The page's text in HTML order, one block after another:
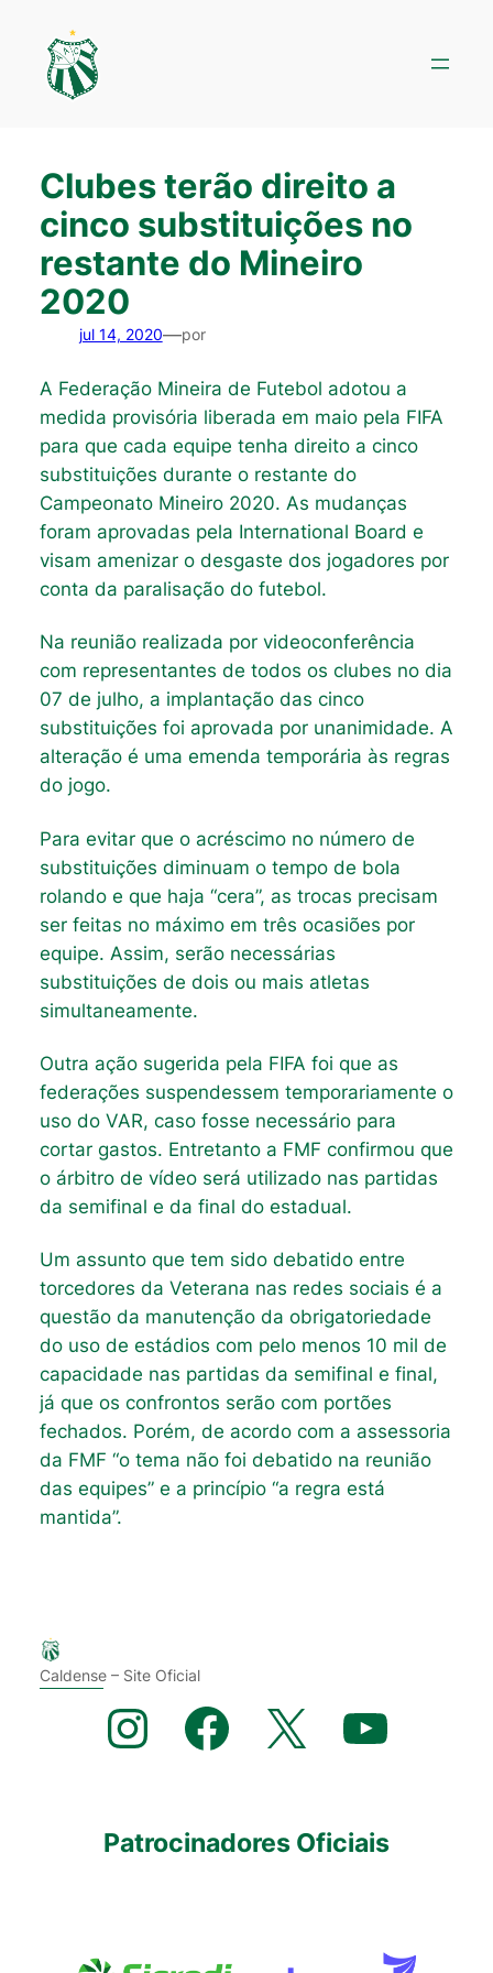
conteúdo
Clubes terão direito a
cinco substituições no
restante do Mineiro
2020
jul 14, 2020—por
A Federação Mineira de Futebol adotou a
medida provisória liberada em maio pela FIFA
para que cada equipe tenha direito a cinco
substituições durante o restante do
Campeonato Mineiro 2020. As mudanças
foram aprovadas pela International Board e
visam amenizar o desgaste dos jogadores por
conta da paralisação do futebol.
Na reunião realizada por videoconferência
com representantes de todos os clubes no dia
07 de julho, a implantação das cinco
substituições foi aprovada por unanimidade. A
alteração é uma emenda temporária às regras
do jogo.
Para evitar que o acréscimo no número de
substituições diminuam o tempo de bola
rolando e que haja “cera”, as trocas precisam
ser feitas no máximo em três ocasiões por
equipe. Assim, serão necessárias
substituições de dois ou mais atletas
simultaneamente.
Outra ação sugerida pela FIFA foi que as
federações suspendessem temporariamente o
uso do VAR, caso fosse necessário para
cortar gastos. Entretanto a FMF confirmou que
o árbitro de vídeo será utilizado nas partidas
da semifinal e da final do estadual.
Um assunto que tem sido debatido entre
torcedores da Veterana nas redes sociais é a
questão da manutenção da obrigatoriedade
do uso de estádios com pelo menos 10 mil de
capacidade nas partidas da semifinal e final,
já que os confrontos serão com portões
fechados. Porém, de acordo com a assessoria
da FMF “o tema não foi debatido na reunião
das equipes” e a princípio “a regra está
mantida”.
Caldense – Site Oficial
Instagram Facebook X YouTube
Patrocinadores Oficiais